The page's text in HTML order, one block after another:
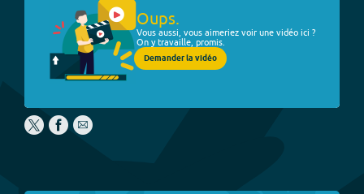
Oups.
Vous aussi, vous aimeriez voir une vidéo ici ?
On y travaille, promis.
Demander la vidéo